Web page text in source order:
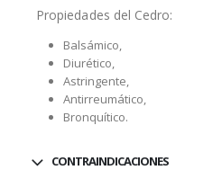
Propiedades del Cedro:
Balsámico,
Diurético,
Astringente,
Antirreumático,
Bronquítico.
CONTRAINDICACIONES